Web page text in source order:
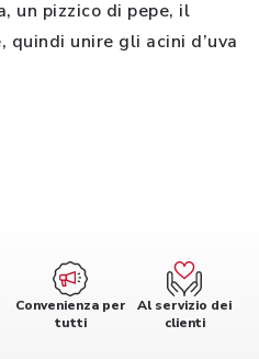
un pizzico di pepe, il
quindi unire gli acini d’uva
Convenienza per
tutti
Al servizio dei
clienti